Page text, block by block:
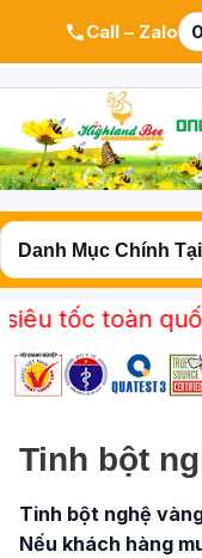
Call – Zalo
quốc – Cam
Tinh bột
Tinh bột nghệ
Nếu khách hàng